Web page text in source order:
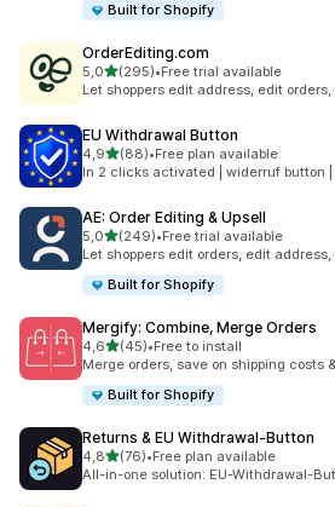
Built for Shopify
OrderEditing.com
5,0z 5 hvězd
(295)
Celkový počet recenzí: 295
•Free trial available
Let shoppers edit address, edit
EU Withdrawal Button
4,9z 5 hvězd
(88)
Celkový počet recenzí: 88
•Free plan available
In 2 clicks activated | widerruf button
AE: Order Editing & Upsell
5,0z 5 hvězd
(249)
Celkový počet recenzí: 249
•Free trial available
Let shoppers edit orders, edit
Built for Shopify
Mergify: Combine, Merge Orders
4,6z 5 hvězd
(45)
Celkový počet recenzí: 45
•Free to install
Merge orders, save on shipping costs
Built for Shopify
Returns & EU Withdrawal‑Button
4,8z 5 hvězd
(76)
Celkový počet recenzí: 76
•Free plan available
All-in-one solution: EU-Withdrawal-